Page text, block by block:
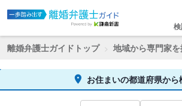
離婚弁護士ガイドトップ 地域から専門家
お住まいの都道府県から